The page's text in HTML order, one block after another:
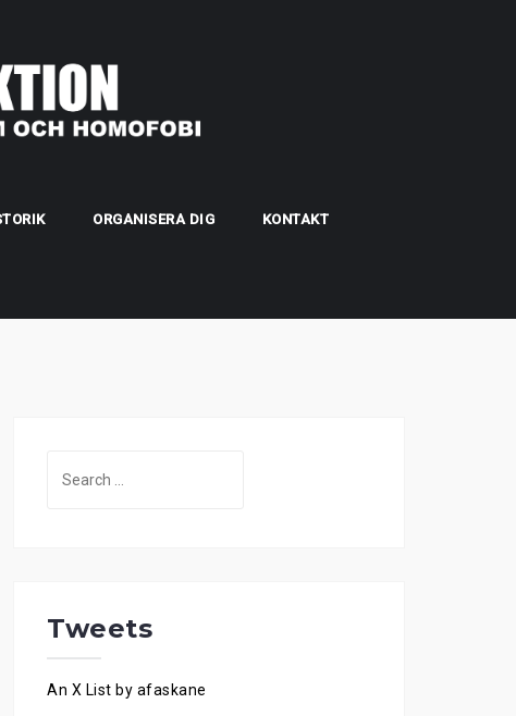
ORGANISERA DIG KONTAKT
Tweets
An X List by afaskane